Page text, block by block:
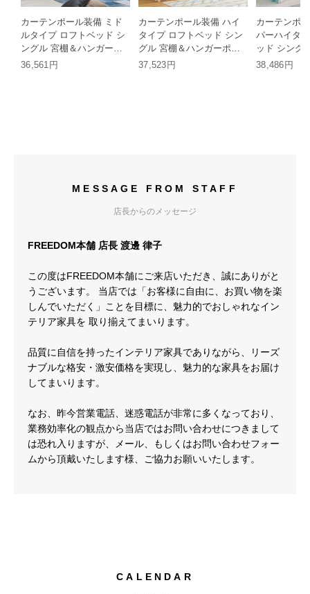
カーテンポール装備 ミド
ルタイプ ロフトベッド シ
ングル 宮棚＆ハンガーポ
ール付き スチール装飾フ
36,561円
カーテンポール装備 ハイ
タイプ ロフトベッド シン
グル 宮棚＆ハンガーポー
ル付き スチール装飾フレ
37,523円
カーテンポ
パーハイタ
ッド シング
ガーポール
38,486円
MESSAGE FROM STAFF
店長からのメッセージ
FREEDOM本舗 店長 渡邊 律子
この度はFREEDOM本舗にご来店いただき、誠にありがと
うございます。 当店では「お客様に自由に、お買い物を楽
しんでいただく」ことを目標に、魅力的でおしゃれなイン
テリア家具を 取り揃えてまいります。
品質に自信を持ったインテリア家具でありながら、リーズ
ナブルな格安・激安価格を実現し、魅力的な家具をお届け
してまいります。
なお、昨今営業電話、迷惑電話が非常に多くなっており、
業務効率化の観点から当店ではお問い合わせにつきまして
は恐れ入りますが、メール、もしくはお問い合わせフォー
ムから頂戴いたします様、ご協力お願いいたします。
CALENDAR